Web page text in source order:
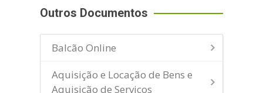
Outros Documentos
Balcão Online
Aquisição e Locação de Bens e
Aquisição de Serviços